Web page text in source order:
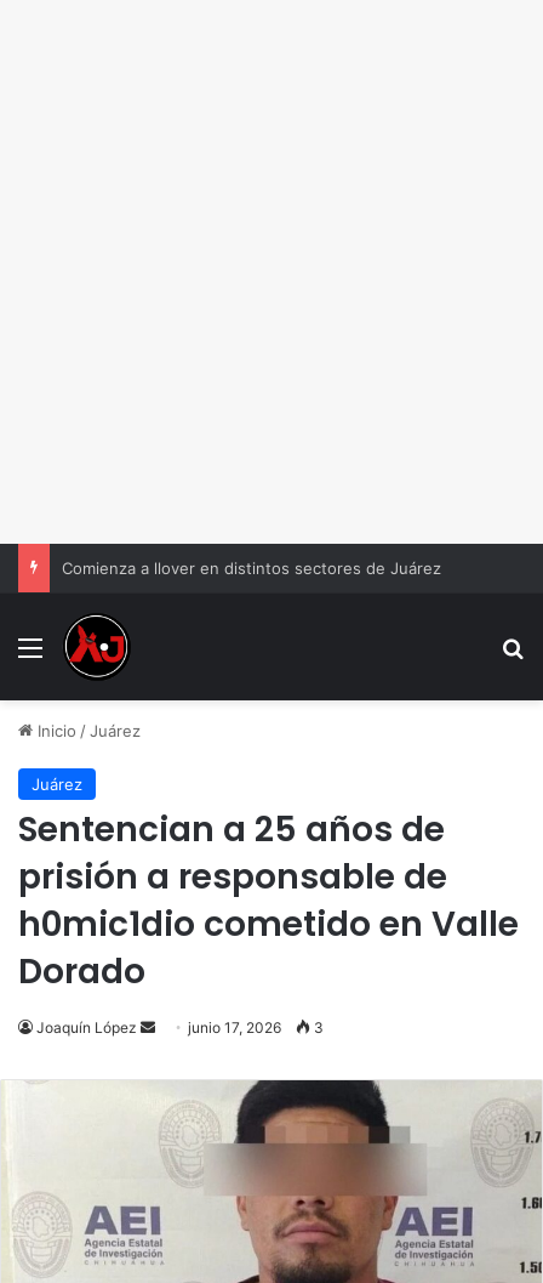
Comienza a llover en distintos sectores de Juárez
Menu
Inicio /Juárez
Juárez
Sentencian a 25 años de
prisión a responsable de
h0mic1dio cometido en Valle
Dorado
Joaquín López
Send
email
junio 17, 2026 3